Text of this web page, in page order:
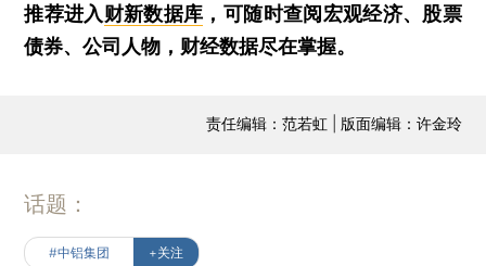
推荐进入财新数据库 ，可随时查阅宏观经济、股票
债券、公司人物，财经数据尽在掌握。
责任编辑：范若虹 | 版面编辑：许金玲
话题：
#中铝集团 +关注